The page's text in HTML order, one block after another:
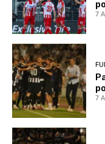
7
7